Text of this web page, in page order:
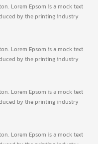
Lorem Epsom is a mock text
by the printing industry
Lorem Epsom is a mock text
by the printing industry
Lorem Epsom is a mock text
by the printing industry
Lorem Epsom is a mock text